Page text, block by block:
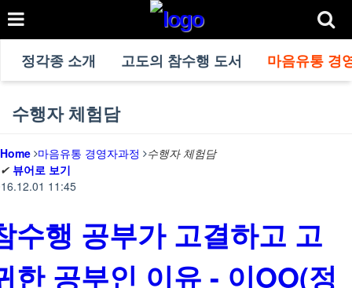
정각종 소개 고도의 참수행 도서 마음유통 경
수행자 체험담
Home 마음유통 경영자과정
수행자 체험담
✔ 뷰어로 보기
11:45
수행 공부가 고결하고 고
한 공부인 이유 - 이OO(정